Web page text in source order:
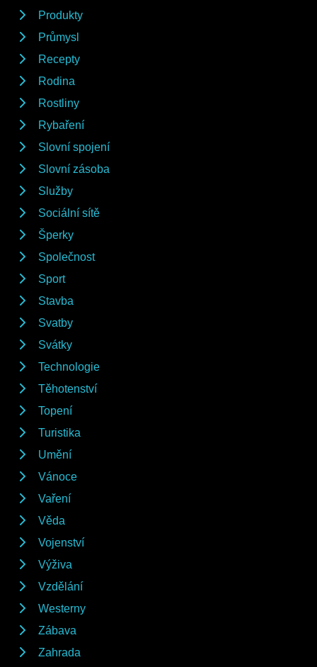
Produkty
Průmysl
Recepty
Rodina
Rostliny
Rybaření
Slovní spojení
Slovní zásoba
Služby
Sociální sítě
Šperky
Společnost
Sport
Stavba
Svatby
Svátky
Technologie
Těhotenství
Topení
Turistika
Umění
Vánoce
Vaření
Věda
Vojenství
Výživa
Vzdělání
Westerny
Zábava
Zahrada